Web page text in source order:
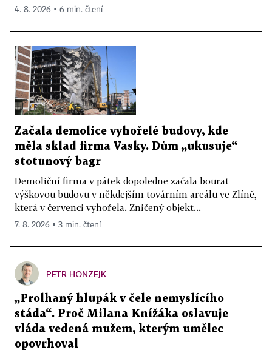
4. 8. 2026 ▪ 6 min. čtení
Začala demolice vyhořelé budovy, kde
měla sklad firma Vasky. Dům „ukusuje“
stotunový bagr
Demoliční firma v pátek dopoledne začala bourat
výškovou budovu v někdejším továrním areálu ve Zlíně,
která v červenci vyhořela. Zničený objekt...
7. 8. 2026 ▪ 3 min. čtení
PETR HONZEJK
„Prolhaný hlupák v čele nemyslícího
stáda“. Proč Milana Knížáka oslavuje
vláda vedená mužem, kterým umělec
opovrhoval